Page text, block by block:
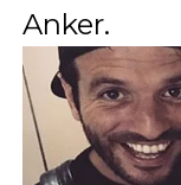
Anker.